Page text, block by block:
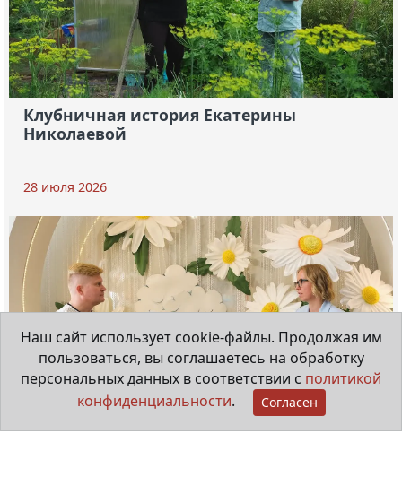
Клубничная история Екатерины
Николаевой
28 июля 2026
Наш сайт использует cookie-файлы. Продолжая им
пользоваться, вы соглашаетесь на обработку
персональных данных в соответствии с политикой
конфиденциальности. Согласен